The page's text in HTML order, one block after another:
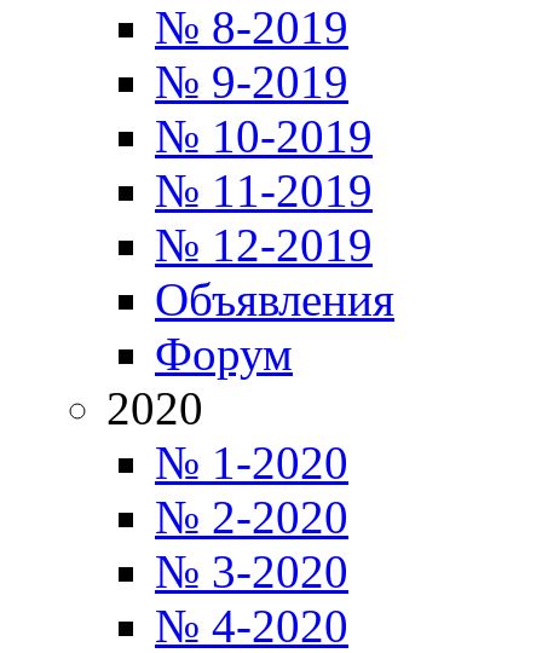
№ 8-2019
№ 9-2019
№ 10-2019
№ 11-2019
№ 12-2019
Объявления
Форум
2020
№ 1-2020
№ 2-2020
№ 3-2020
№ 4-2020